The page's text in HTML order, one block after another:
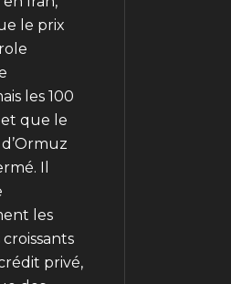
le prix
les 100
que le
Il
les
privé,